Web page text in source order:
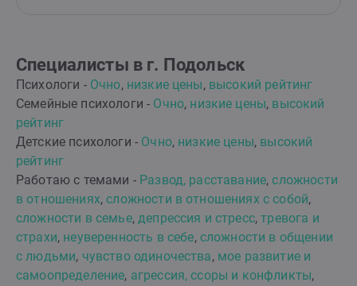
Специалисты в г. Подольск
Психологи - Очно, низкие цены, высокий рейтинг
Семейные психологи - Очно, низкие цены, высокий
рейтинг
Детские психологи - Очно, низкие цены, высокий
рейтинг
Работаю с темами - Развод, расставание,сложности
в отношениях,сложности в отношениях с собой,
сложности в семье,депрессия и стресс,тревога и
страхи, неуверенность в себе, сложности в общении
с людьми, чувство одиночества, мое развитие и
самоопределение, агрессия, ссоры и конфликты,